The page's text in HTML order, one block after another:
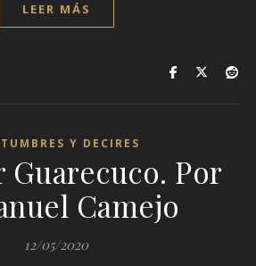
LEER MÁS
Y DECIRES
Guarecuco. Por
Camejo
12/05/2020